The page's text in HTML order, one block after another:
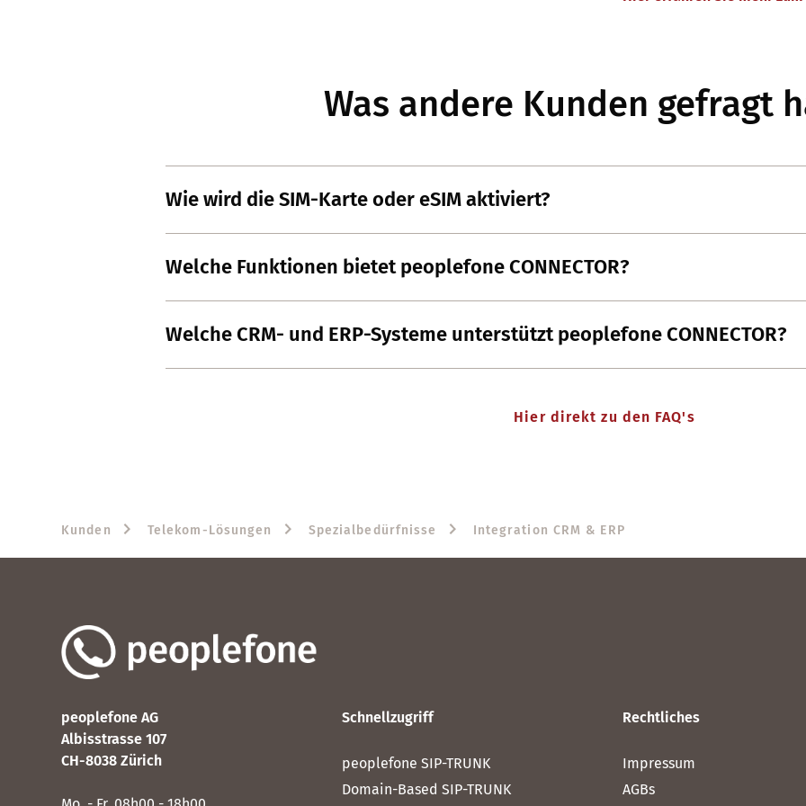
Was andere Kunden gefragt
Wie wird die SIM-Karte oder eSIM aktiviert?
Welche Funktionen bietet peoplefone CONNECTOR?
Welche CRM- und ERP-Systeme unterstützt peoplefone CONNECTOR?
Hier direkt zu den FAQ's
Kunden Telekom-Lösungen Spezialbedürfnisse Integration CRM & ERP
peoplefone AG
Albisstrasse 107
CH-8038 Zürich
Schnellzugriff
peoplefone SIP-TRUNK
Domain-Based SIP-TRUNK
Rechtliches
Impressum
AGBs